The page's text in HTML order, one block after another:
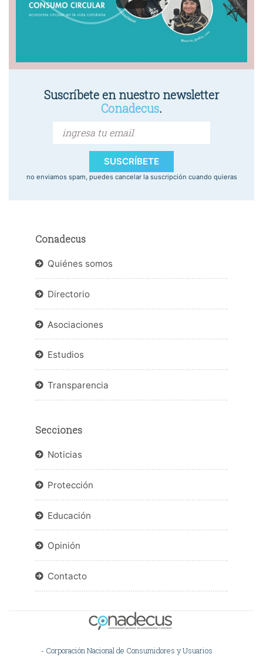
Suscríbete en nuestro newsletter
Conadecus.
SUSCRÍBETE
no enviamos spam, puedes cancelar la suscripción cuando quieras
Conadecus
Quiénes somos
Directorio
Asociaciones
Estudios
Transparencia
Secciones
Noticias
Protección
Educación
Opinión
Contacto
- Corporación Nacional de Consumidores y Usuarios